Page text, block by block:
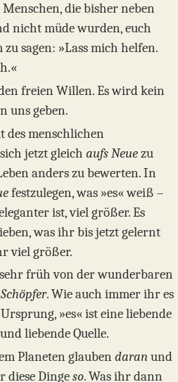
die bisher neben
nicht müde wurden, euch
sagen: »Lass mich helfen.
freien Willen. Es wird kein
uns geben.
des menschlichen
jetzt gleich aufs Neuezu
anders zu bewerten. In
festzulegen, was »es« weiß –
ist, viel größer. Es
was ihr bis jetzt gelernt
viel größer.
früh von der wunderbaren
Schöpfer. Wie auch immer ihr es
»es« ist eine liebende
liebende Quelle.
Planeten glaubendaranund
diese Dingeso. Was ihr dann